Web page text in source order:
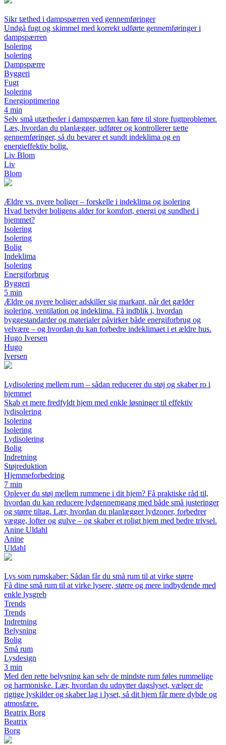
Sikr tæthed i dampspærren ved gennemføringer
Undgå fugt og skimmel med korrekt udførte gennemføringer i
dampspærren
Isolering
Isolering
Dampspærre
Byggeri
Fugt
Isolering
Energioptimering
4 min
Selv små utætheder i dampspærren kan føre til store fugtproblemer.
Læs, hvordan du planlægger, udfører og kontrollerer tætte
gennemføringer, så du bevarer et sundt indeklima og en
energieffektiv bolig.
Liv Blom
Liv
Blom
Ældre vs. nyere boliger – forskelle i indeklima og isolering
Hvad betyder boligens alder for komfort, energi og sundhed i
hjemmet?
Isolering
Isolering
Bolig
Indeklima
Isolering
Energiforbrug
Byggeri
5 min
Ældre og nyere boliger adskiller sig markant, når det gælder
isolering, ventilation og indeklima. Få indblik i, hvordan
byggestandarder og materialer påvirker både energiforbrug og
velvære – og hvordan du kan forbedre indeklimaet i et ældre hus.
Hugo Iversen
Hugo
Iversen
Lydisolering mellem rum – sådan reducerer du støj og skaber ro i
hjemmet
Skab et mere fredfyldt hjem med enkle løsninger til effektiv
lydisolering
Isolering
Isolering
Lydisolering
Bolig
Indretning
Støjreduktion
Hjemmeforbedring
7 min
Oplever du støj mellem rummene i dit hjem? Få praktiske råd til,
hvordan du kan reducere lydgennemgang med både små justeringer
og større tiltag. Lær, hvordan du planlægger lydzoner, forbedrer
vægge, lofter og gulve – og skaber et roligt hjem med bedre trivsel.
Anine Uldahl
Anine
Uldahl
Lys som rumskaber: Sådan får du små rum til at virke større
Få dine små rum til at virke lysere, større og mere indbydende med
enkle lysgreb
Trends
Trends
Indretning
Belysning
Bolig
Små rum
Lysdesign
3 min
Med den rette belysning kan selv de mindste rum føles rummelige
og harmoniske. Lær, hvordan du udnytter dagslyset, vælger de
rigtige lyskilder og skaber lag i lyset, så dit hjem får mere dybde og
atmosfære.
Beatrix Borg
Beatrix
Borg